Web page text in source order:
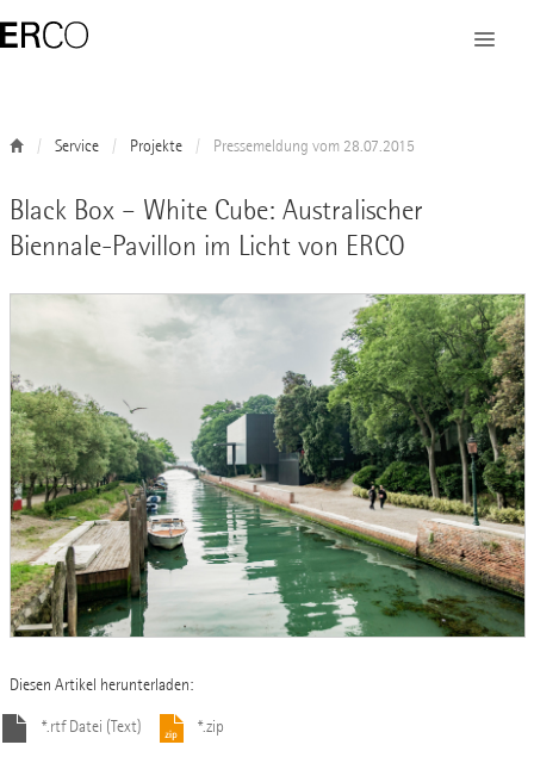
Service Projekte Pressemeldung vom 28.07.2015
Black Box – White Cube: Australischer
Biennale-Pavillon im Licht von ERCO
Diesen Artikel herunterladen:
*.rtf Datei (Text) *.zip